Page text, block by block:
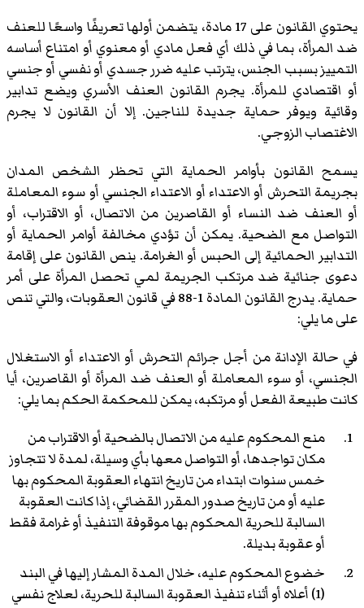
يحتوي القانون على 17 مادة، يتضمن أولها تعريفًا واسعًا للعنف
ضد المرأة، بما في ذلك أي فعل مادي أو معنوي أو امتناع أساسه
التمييز بسبب الجنس، يترتب عليه ضرر جسدي أو نفسي أو جنسي
أو اقتصادي للمرأة. يجرم القانون العنف الأسري ويضع تدابير
وقائية ويوفر حماية جديدة للناجين. إلا أن القانون لا يجرم
الاغتصاب الزوجي.
يسمح القانون بأوامر الحماية التي تحظر الشخص المدان
بجريمة التحرش أو الاعتداء أو الاعتداء الجنسي أو سوء المعاملة
أو العنف ضد النساء أو القاصرين من الاتصال، أو الاقتراب، أو
التواصل مع الضحية. يمكن أن تؤدي مخالفة أوامر الحماية أو
التدابير الحمائية إلى الحبس أو الغرامة. ينص القانون على إقامة
دعوى جنائية ضد مرتكب الجريمة لمي تحصل المرأة على أمر
حماية. يدرج القانون المادة 1-88 في قانون العقوبات، والتي تنص
على ما يلي:
في حالة الإدانة من أجل جرائم التحرش أو الاعتداء أو الاستغلال
الجنسي، أو سوء المعاملة أو العنف ضد المرأة أو القاصرين، أيا
كانت طبيعة الفعل أو مرتكبه، يمكن للمحكمة الحكم بما يلي:
منع المحكوم عليه من الاتصال بالضحية أو الاقتراب من
مكان تواجدها، أو التواصل معها بأي وسيلة، لمدة لا تتجاوز
خمس سنوات ابتداء من تاريخ انتهاء العقوبة المحكوم بها
عليه أو من تاريخ صدور المقرر القضائي، إذا كانت العقوبة
السالبة للحرية المحكوم بها موقوفة التنفيذ أو غرامة فقط
أو عقوبة بديلة.
خضوع المحكوم عليه، خلال المدة المشار إليها في البند
(1) أعلاه أو أثناء تنفيذ العقوبة السالبة للحرية، لعلاج نفسي